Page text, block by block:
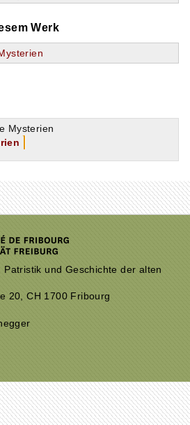
Werk
Mysterien
und Geschichte der alten
20, CH 1700 Fribourg